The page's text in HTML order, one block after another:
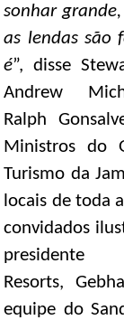
sonhar grande,
as lendas são
é”, disse
Andrew
Ralph
Ministros do
Turismo da
locais de toda
convidados
Resorts,
equipe do